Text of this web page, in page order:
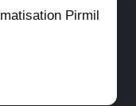
Pirmil